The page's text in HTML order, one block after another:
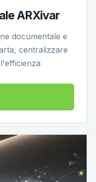
ARXivar
documentale e
centralizzare